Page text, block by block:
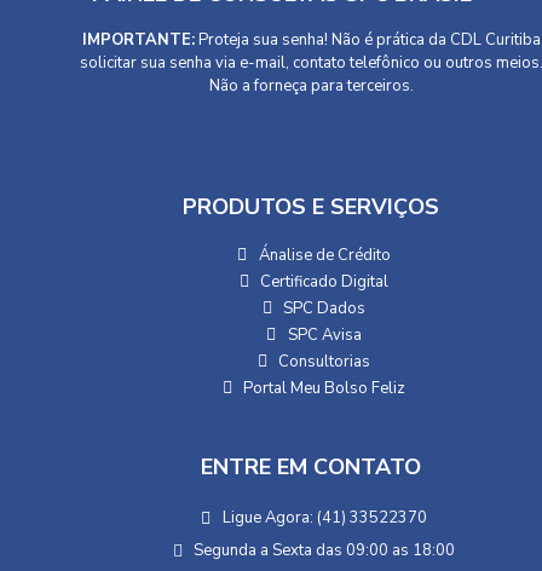
IMPORTANTE:Proteja sua senha! Não é prática da CDL Curitiba
solicitar sua senha via e-mail, contato telefônico ou outros meios.
Não a forneça para terceiros.
PRODUTOS E SERVIÇOS
Ánalise de Crédito
Certificado Digital
SPC Dados
SPC Avisa
Consultorias
Portal Meu Bolso Feliz
ENTRE EM CONTATO
Ligue Agora: (41) 33522370
Segunda a Sexta das 09:00 as 18:00